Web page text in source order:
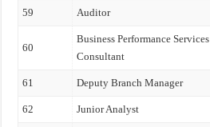
59 Auditor
60
Business Performance Services
Consultant
61 Deputy Branch Manager
62 Junior Analyst